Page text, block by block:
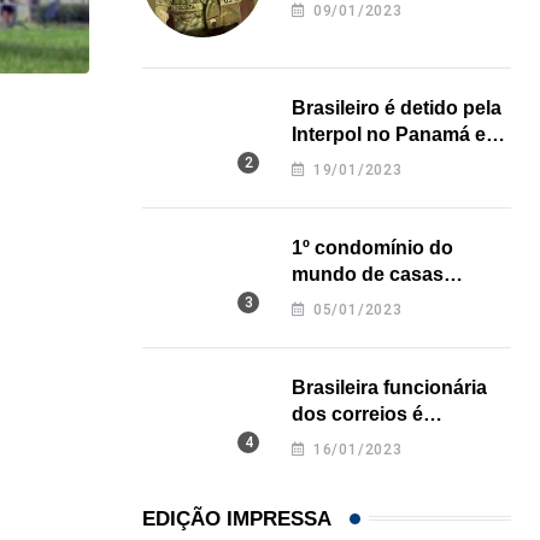
Açaí é reconhecido oficialmente como fruto
21/01/2026
09/01/2023
Brasileiro é detido pela
Interpol no Panamá e
pode pegar prisão
19/01/2023
1º condomínio do
mundo de casas
impressas em 3D é
05/01/2023
Brasileira funcionária
dos correios é
assassinada a facadas
16/01/2023
EDIÇÃO IMPRESSA